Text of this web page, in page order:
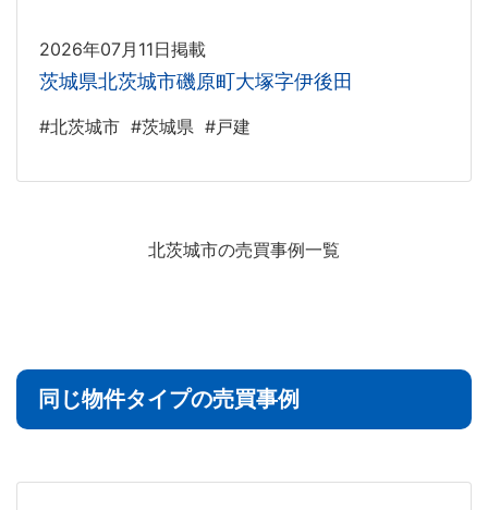
2026年07月11日掲載
茨城県北茨城市磯原町大塚字伊後田
#北茨城市 #茨城県 #戸建
北茨城市の売買事例一覧
同じ物件タイプの売買事例